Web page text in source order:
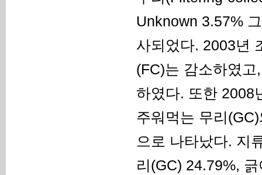
Unknown 3.57%
사되었다. 2003년
(FC)는 감소하였
하였다. 또한 2008
주워먹는 무리
으로 나타났다. 지
리(GC) 24.79%,